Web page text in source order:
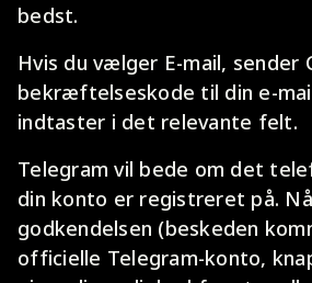
bedst.
Hvis du vælger E-mail, sender
bekræftelseskode til din e-
indtaster i det relevante felt.
Telegram vil bede om det
din konto er registreret på.
godkendelsen (beskeden
officielle Telegram-konto,